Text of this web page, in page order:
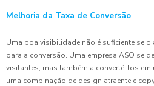
Melhoria da Taxa de Conversão
Uma boa visibilidade não é suficiente se
para a conversão. Uma empresa ASO se
visitantes, mas também a convertê-los
uma combinação de design atraente e